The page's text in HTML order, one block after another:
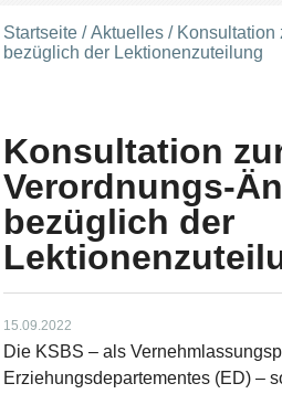
Startseite /Aktuelles / Konsultation
bezüglich der Lektionenzuteilung
Konsultation
Verordnungs-
bezüglich der
15.09.2022
Die KSBS – als
Erziehungsdepartementes (ED) –